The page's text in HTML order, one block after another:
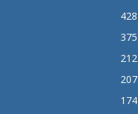
428
375
212
207
174